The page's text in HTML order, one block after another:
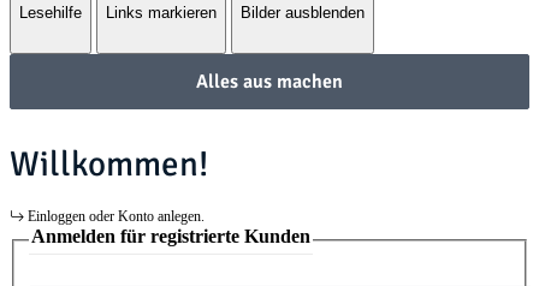
Lesehilfe Links markieren Bilder ausblenden
Alles aus machen
Willkommen!
Einloggen oder Konto anlegen.
Anmelden für registrierte Kunden